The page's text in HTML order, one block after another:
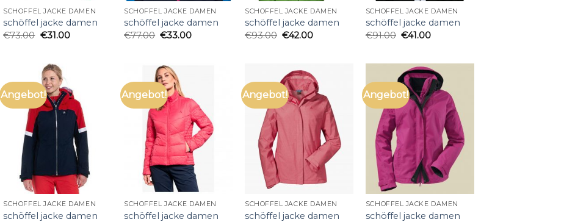
SCHÖFFEL JACKE DAMEN
schöffel jacke damen
€73.00 €31.00
SCHÖFFEL JACKE DAMEN
schöffel jacke damen
€77.00 €33.00
SCHÖFFEL JACKE DAMEN
schöffel jacke damen
€93.00 €42.00
SCHÖFFEL JACKE DAMEN
schöffel jacke damen
€91.00 €41.00
Angebot!
SCHÖFFEL JACKE DAMEN
schöffel jacke damen
Angebot!
SCHÖFFEL JACKE DAMEN
schöffel jacke damen
Angebot!
SCHÖFFEL JACKE DAMEN
schöffel jacke damen
Angebot!
SCHÖFFEL JACKE DAMEN
schöffel jacke damen